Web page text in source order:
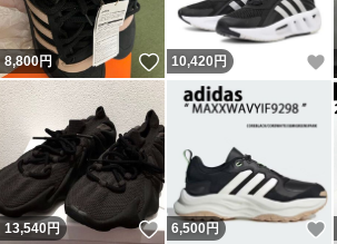
8,800円 いいね！
10,420 円
13,540円 いいね！
6,500 円